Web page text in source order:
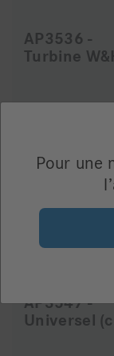
AP3536 -
Turbine
AP3547 -
Pour une